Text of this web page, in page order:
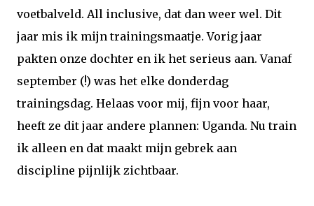
voetbalveld. All inclusive, dat dan weer wel. Dit
jaar mis ik mijn trainingsmaatje. Vorig jaar
pakten onze dochter en ik het serieus aan. Vanaf
september (!) was het elke donderdag
trainingsdag. Helaas voor mij, fijn voor haar,
heeft ze dit jaar andere plannen: Uganda. Nu train
ik alleen en dat maakt mijn gebrek aan
discipline pijnlijk zichtbaar.